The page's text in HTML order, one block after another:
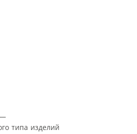
—
типа изделий